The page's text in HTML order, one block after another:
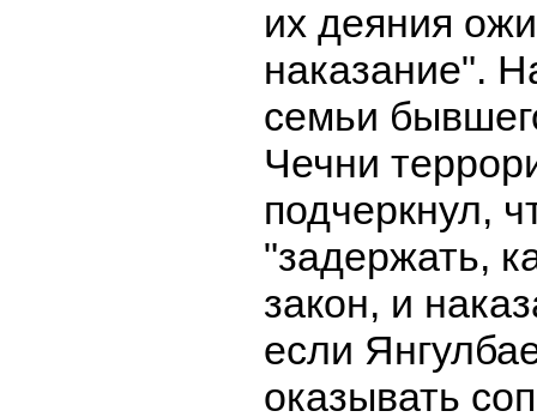
их деяния
наказание".
семьи
Чечни
подчеркнул,
"задержать,
закон, и
если
оказывать